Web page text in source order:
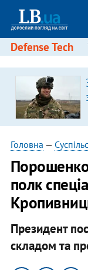
Defense Tech
Головна —
полк
Президент
складом та